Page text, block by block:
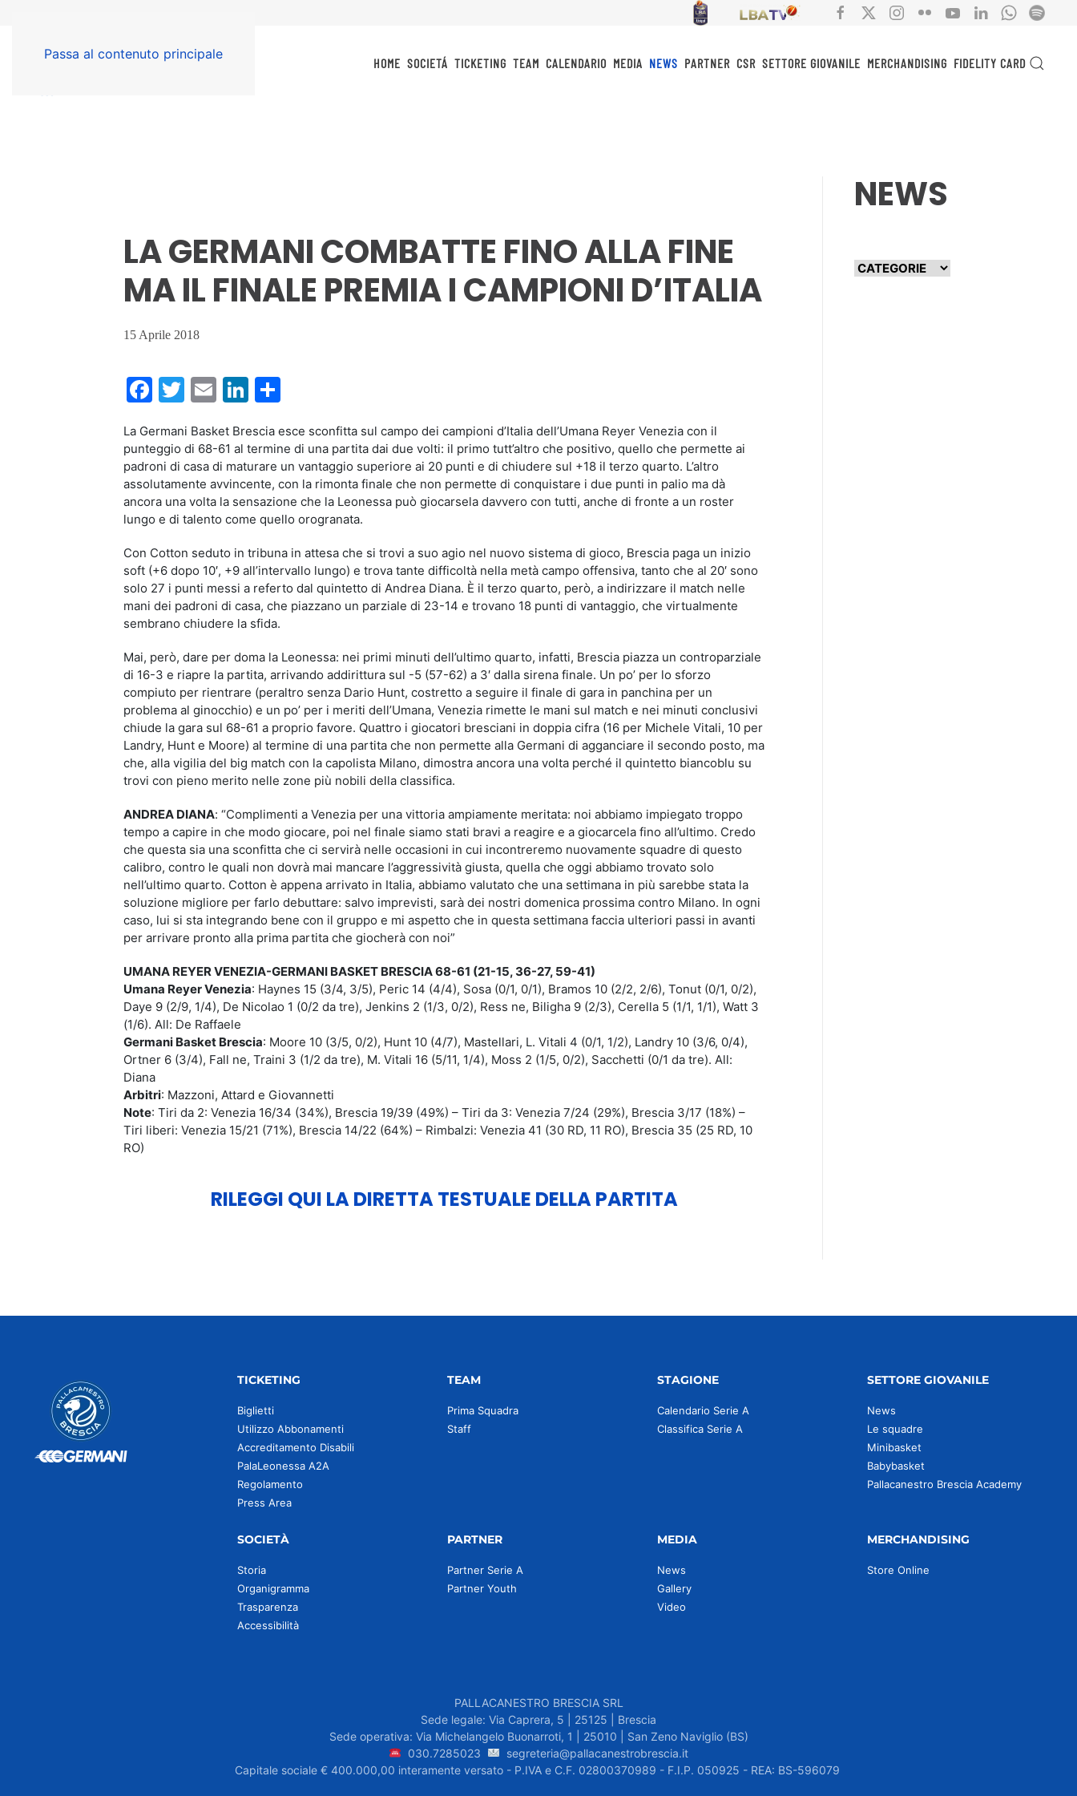
Passa al contenuto principale
HOME SOCIETÁ TICKETING TEAM CALENDARIO MEDIA NEWS PARTNER CSR SETTORE GIOVANILE MERCHANDISING FIDELITY CARD
LA GERMANI COMBATTE FINO ALLA FINE
MA IL FINALE PREMIA I CAMPIONI D’ITALIA
15 Aprile 2018
Facebook
Twitter
EmailLinkedIn
La Germani Basket Brescia esce sconfitta sul campo dei campioni d’Italia dell’Umana Reyer Venezia con il
punteggio di 68-61 al termine di una partita dai due volti: il primo tutt’altro che positivo, quello che permette ai
padroni di casa di maturare un vantaggio superiore ai 20 punti e di chiudere sul +18 il terzo quarto. L’altro
assolutamente avvincente, con la rimonta finale che non permette di conquistare i due punti in palio ma dà
ancora una volta la sensazione che la Leonessa può giocarsela davvero con tutti, anche di fronte a un roster
lungo e di talento come quello orogranata.
Con Cotton seduto in tribuna in attesa che si trovi a suo agio nel nuovo sistema di gioco, Brescia paga un inizio
soft (+6 dopo 10′, +9 all’intervallo lungo) e trova tante difficoltà nella metà campo offensiva, tanto che al 20′ sono
solo 27 i punti messi a referto dal quintetto di Andrea Diana. È il terzo quarto, però, a indirizzare il match nelle
mani dei padroni di casa, che piazzano un parziale di 23-14 e trovano 18 punti di vantaggio, che virtualmente
sembrano chiudere la sfida.
Mai, però, dare per doma la Leonessa: nei primi minuti dell’ultimo quarto, infatti, Brescia piazza un controparziale
di 16-3 e riapre la partita, arrivando addirittura sul -5 (57-62) a 3′ dalla sirena finale. Un po’ per lo sforzo
compiuto per rientrare (peraltro senza Dario Hunt, costretto a seguire il finale di gara in panchina per un
problema al ginocchio) e un po’ per i meriti dell’Umana, Venezia rimette le mani sul match e nei minuti conclusivi
chiude la gara sul 68-61 a proprio favore. Quattro i giocatori bresciani in doppia cifra (16 per Michele Vitali, 10 per
Landry, Hunt e Moore) al termine di una partita che non permette alla Germani di agganciare il secondo posto, ma
che, alla vigilia del big match con la capolista Milano, dimostra ancora una volta perché il quintetto biancoblu su
trovi con pieno merito nelle zone più nobili della classifica.
ANDREA DIANA: “Complimenti a Venezia per una vittoria ampiamente meritata: noi abbiamo impiegato troppo
tempo a capire in che modo giocare, poi nel finale siamo stati bravi a reagire e a giocarcela fino all’ultimo. Credo
che questa sia una sconfitta che ci servirà nelle occasioni in cui incontreremo nuovamente squadre di questo
calibro, contro le quali non dovrà mai mancare l’aggressività giusta, quella che oggi abbiamo trovato solo
nell’ultimo quarto. Cotton è appena arrivato in Italia, abbiamo valutato che una settimana in più sarebbe stata la
soluzione migliore per farlo debuttare: salvo imprevisti, sarà dei nostri domenica prossima contro Milano. In ogni
caso, lui si sta integrando bene con il gruppo e mi aspetto che in questa settimana faccia ulteriori passi in avanti
per arrivare pronto alla prima partita che giocherà con noi”
UMANA REYER VENEZIA-GERMANI BASKET BRESCIA 68-61 (21-15, 36-27, 59-41)
Umana Reyer Venezia: Haynes 15 (3/4, 3/5), Peric 14 (4/4), Sosa (0/1, 0/1), Bramos 10 (2/2, 2/6), Tonut (0/1, 0/2),
Daye 9 (2/9, 1/4), De Nicolao 1 (0/2 da tre), Jenkins 2 (1/3, 0/2), Ress ne, Biligha 9 (2/3), Cerella 5 (1/1, 1/1), Watt 3
(1/6). All: De Raffaele
Germani Basket Brescia: Moore 10 (3/5, 0/2), Hunt 10 (4/7), Mastellari, L. Vitali 4 (0/1, 1/2), Landry 10 (3/6, 0/4),
Ortner 6 (3/4), Fall ne, Traini 3 (1/2 da tre), M. Vitali 16 (5/11, 1/4), Moss 2 (1/5, 0/2), Sacchetti (0/1 da tre). All:
Diana
Arbitri: Mazzoni, Attard e Giovannetti
Note: Tiri da 2: Venezia 16/34 (34%), Brescia 19/39 (49%) – Tiri da 3: Venezia 7/24 (29%), Brescia 3/17 (18%) –
Tiri liberi: Venezia 15/21 (71%), Brescia 14/22 (64%) – Rimbalzi: Venezia 41 (30 RD, 11 RO), Brescia 35 (25 RD, 10
RO)
RILEGGI QUI LA DIRETTA TESTUALE DELLA PARTITA
NEWS
TICKETING
Biglietti
Utilizzo Abbonamenti
Accreditamento Disabili
PalaLeonessa A2A
Regolamento
Press Area
TEAM
Prima Squadra
Staff
STAGIONE
Calendario Serie A
Classifica Serie A
SETTORE GIOVANILE
News
Le squadre
Minibasket
Babybasket
Pallacanestro Brescia Academy
SOCIETÀ
Storia
Organigramma
Trasparenza
Accessibilità
PARTNER
Partner Serie A
Partner Youth
MEDIA
News
Gallery
Video
MERCHANDISING
Store Online
PALLACANESTRO BRESCIA SRL
Sede legale: Via Caprera, 5 | 25125 | Brescia
Sede operativa: Via Michelangelo Buonarroti, 1 | 25010 | San Zeno Naviglio (BS)
030.7285023
segreteria@pallacanestrobrescia.it
Capitale sociale € 400.000,00 interamente versato - P.IVA e C.F. 02800370989 - F.I.P. 050925 - REA: BS-596079